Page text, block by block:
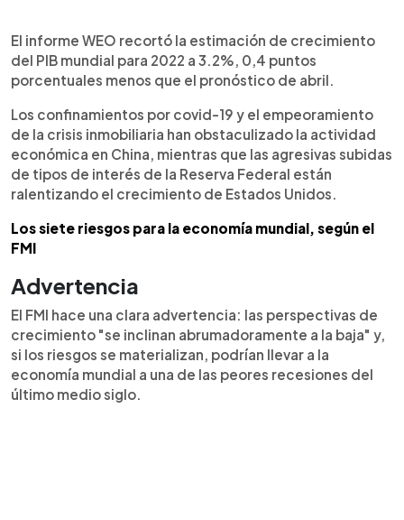
El informe WEO recortó la estimación de crecimiento
del PIB mundial para 2022 a 3.2%, 0,4 puntos
porcentuales menos que el pronóstico de abril.
Los confinamientos por covid-19 y el empeoramiento
de la crisis inmobiliaria han obstaculizado la actividad
económica en China, mientras que las agresivas subidas
de tipos de interés de la Reserva Federal están
ralentizando el crecimiento de Estados Unidos.
Los siete riesgos para la economía mundial, según el
FMI
Advertencia
El FMI hace una clara advertencia: las perspectivas de
crecimiento "se inclinan abrumadoramente a la baja" y,
si los riesgos se materializan, podrían llevar a la
economía mundial a una de las peores recesiones del
último medio siglo.